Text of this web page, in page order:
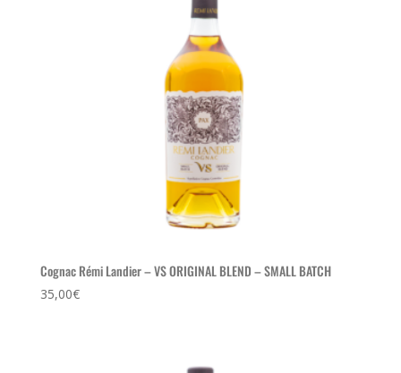
Cognac Rémi Landier – VS ORIGINAL BLEND – SMALL BATCH
35,00€